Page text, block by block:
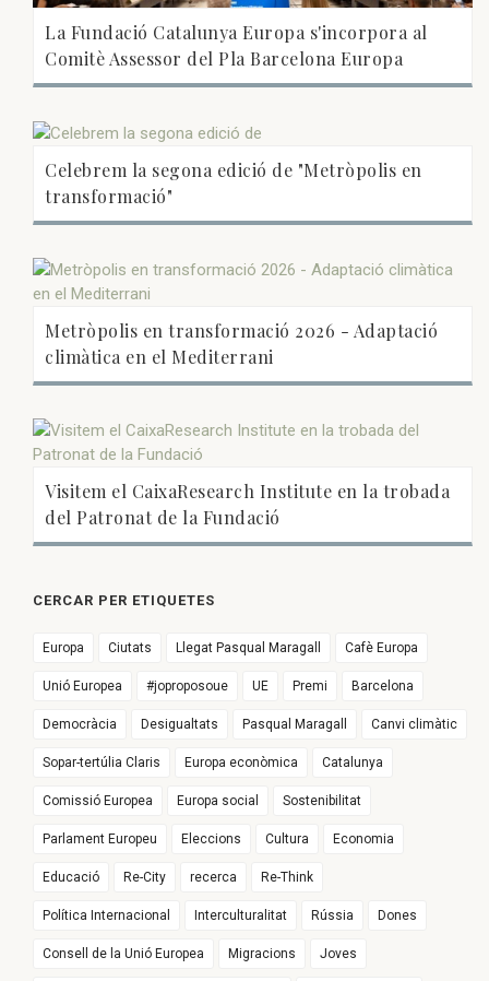
La Fundació Catalunya Europa s'incorpora al
Comitè Assessor del Pla Barcelona Europa
Celebrem la segona edició de "Metròpolis en
transformació"
Metròpolis en transformació 2026 - Adaptació
climàtica en el Mediterrani
Visitem el CaixaResearch Institute en la trobada
del Patronat de la Fundació
CERCAR PER ETIQUETES
Europa Ciutats Llegat Pasqual Maragall Cafè Europa
Unió Europea #joproposoue UE Premi Barcelona
Democràcia Desigualtats Pasqual Maragall Canvi climàtic
Sopar-tertúlia Claris Europa econòmica Catalunya
Comissió Europea Europa social Sostenibilitat
Parlament Europeu Eleccions Cultura Economia
Educació Re-City recerca Re-Think
Política Internacional Interculturalitat Rússia Dones
Consell de la Unió Europea Migracions Joves